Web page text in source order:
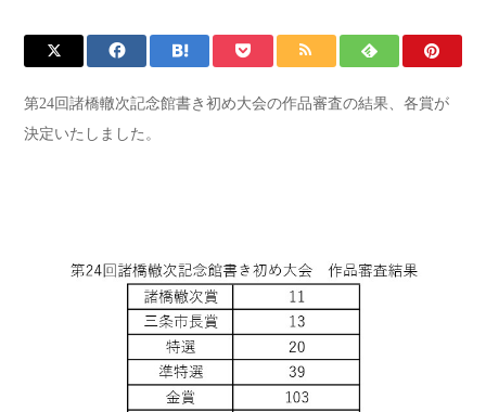
第24回諸橋轍次記念館書き初め大会の作品審査の結果、各賞が
決定いたしました。